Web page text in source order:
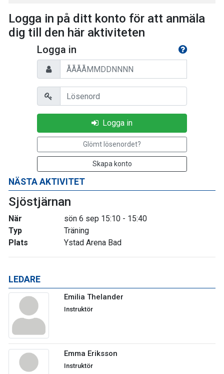
NÄSTA AKTIVITET
Sjöstjärnan
När
sön 6 sep 15:10 - 15:40
Typ
Träning
Plats
Ystad Arena Bad
LEDARE
Emilia Thelander
Instruktör
Emma Eriksson
Instruktör
Logga in på ditt konto för att anmäla
dig till den här aktiviteten
Logga in
Personnummer
Lösenord
Logga in
Glömt lösenordet?
Skapa konto